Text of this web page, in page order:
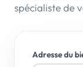
spécialiste de
Adresse du